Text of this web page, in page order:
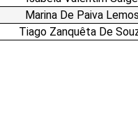
Marina De Paiva Lemos
Tiago Zanquêta De